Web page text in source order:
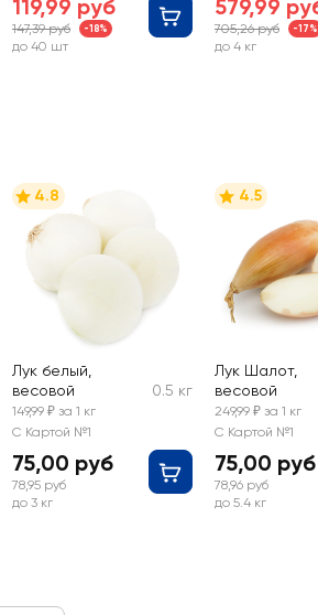
119,99 руб
147,39 руб -18%
до 40 шт
579,99
705,26 руб -17%
до 4 кг
4.8
Лук белый,
весовой
0.5 кг
149,99 ₽ за 1 кг
С Картой №1
75,00 руб
78,95 руб
до 3 кг
4.5
Лук Шалот,
весовой
249,99 ₽ за 1 кг
С Картой №1
75,00 руб
78,96 руб
до 5.4 кг